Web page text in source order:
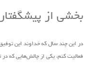
بخشی از
در این چند سال که خداوند این
فعالیت کنم، یکی از چالش‌هایی که